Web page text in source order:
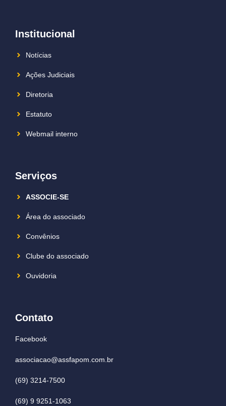
Institucional
Notícias
Ações Judiciais
Diretoria
Estatuto
Webmail interno
Serviços
ASSOCIE-SE
Área do associado
Convênios
Clube do associado
Ouvidoria
Contato
Facebook
associacao@assfapom.com.br
(69) 3214-7500
(69) 9 9251-1063